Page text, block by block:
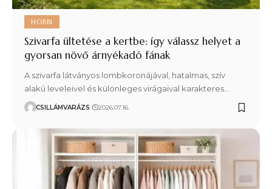
HOBBI
Szivarfa ültetése a kertbe: így válassz helyet a
gyorsan növő árnyékadó fának
A szivarfa látványos lombkoronájával, hatalmas, szív
alakú leveleivel és különleges virágaival karakteres…
CSILLÁMVARÁZS 2026.07.16.